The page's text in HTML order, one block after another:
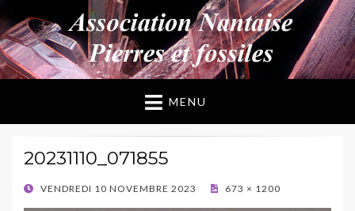
ANPF
Association Nantaise Pierres et Fossiles
MENU
20231110_071855
POSTED
VENDREDI 10 NOVEMBRE 2023 673 × 1200